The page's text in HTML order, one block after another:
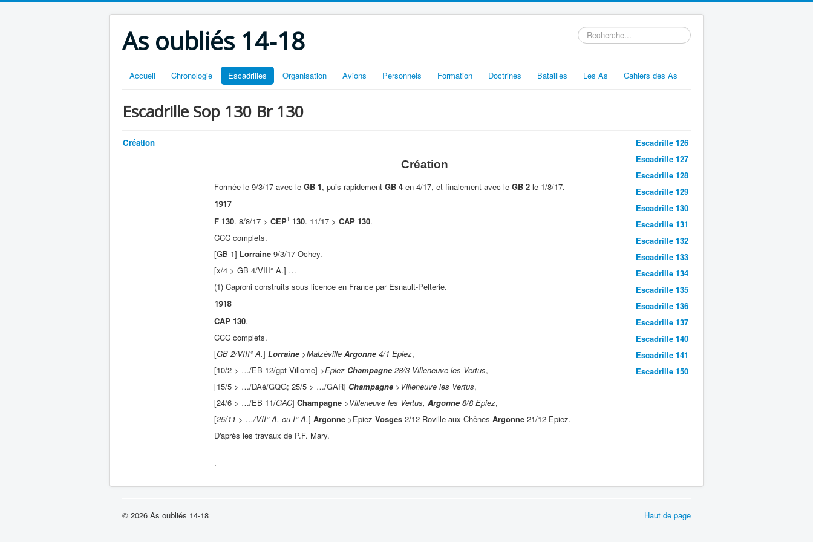
As oubliés 14-18 Rechercher
Accueil Chronologie Escadrilles Organisation Avions Personnels Formation Doctrines Batailles Les As Cahiers des As
Escadrille Sop 130 Br 130
Création
Création
Formée le 9/3/17 avec le GB 1, puis rapidement GB 4 en 4/17, et finalement avec le GB 2 le 1/8/17.
1917
F 130. 8/8/17 > CEP1 130. 11/17 > CAP 130.
CCC complets.
[GB 1] Lorraine 9/3/17 Ochey.
[x/4 > GB 4/VIII° A.] …
(1) Caproni construits sous licence en France par Esnault-Pelterie.
1918
CAP 130.
CCC complets.
[GB 2/VIII° A.] Lorraine >Malzéville Argonne 4/1 Epiez,
[10/2 > …/EB 12/gpt Villome] >Epiez Champagne 28/3 Villeneuve les Vertus,
[15/5 > …/DAé/GQG; 25/5 > …/GAR] Champagne >Villeneuve les Vertus,
[24/6 > …/EB 11/GAC] Champagne >Villeneuve les Vertus, Argonne 8/8 Epiez,
[25/11 > …/VII° A. ou I° A.] Argonne >Epiez Vosges 2/12 Roville aux Chênes Argonne 21/12 Epiez.
D'après les travaux de P.F. Mary.
.
Escadrille 126
Escadrille 127
Escadrille 128
Escadrille 129
Escadrille 130
Escadrille 131
Escadrille 132
Escadrille 133
Escadrille 134
Escadrille 135
Escadrille 136
Escadrille 137
Escadrille 140
Escadrille 141
Escadrille 150
Haut de page
© 2026 As oubliés 14-18